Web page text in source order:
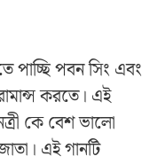
পাচ্ছি পবন সিং এবং
করতে। এই
কে বেশ ভালো
এই গানটি